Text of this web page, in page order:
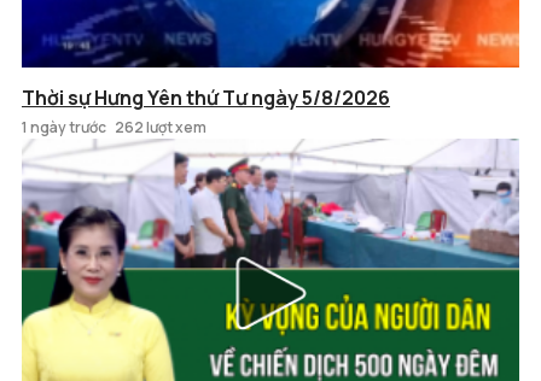
Thời sự Hưng Yên thứ Tư ngày 5/8/2026
1 ngày trước 262 lượt xem